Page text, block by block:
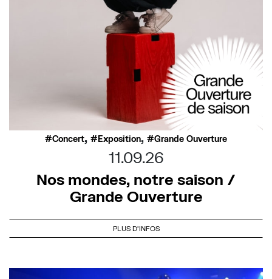
Concert, Exposition, Grande Ouverture
11.09.26
Nos mondes, notre saison /
Grande Ouverture
PLUS D'INFOS